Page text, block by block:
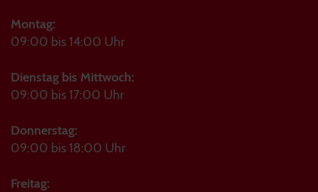
Montag:
09:00 bis 14:00 Uhr
Dienstag bis Mittwoch:
09:00 bis 17:00 Uhr
Donnerstag:
09:00 bis 18:00 Uhr
Freitag: